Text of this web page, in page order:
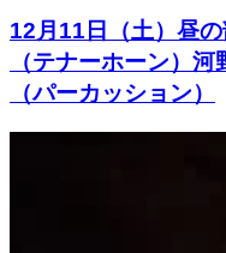
12月11日（土）昼
（テナーホーン）
（パーカッション）